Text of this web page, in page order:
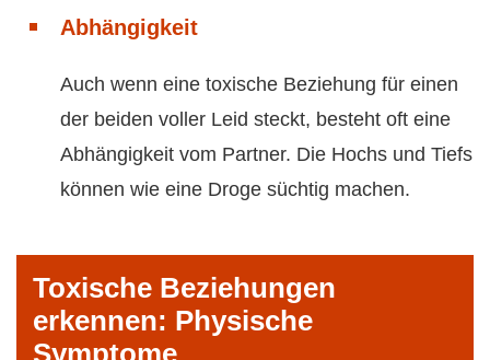
Abhängigkeit
Auch wenn eine toxische Beziehung für einen
der beiden voller Leid steckt, besteht oft eine
Abhängigkeit vom Partner. Die Hochs und Tiefs
können wie eine Droge süchtig machen.
Toxische Beziehungen
erkennen: Physische